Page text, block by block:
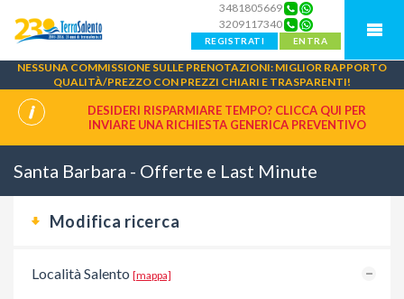
3481805669
3209117340
REGISTRATI ENTRA
NESSUNA COMMISSIONE SULLE PRENOTAZIONI: MIGLIOR RAPPORTO
QUALITÀ/PREZZO CON PREZZI CHIARI E TRASPARENTI!
DESIDERI RISPARMIARE TEMPO? CLICCA QUI PER
INVIARE UNA RICHIESTA GENERICA PREVENTIVO
Santa Barbara - Offerte e Last Minute
Modifica ricerca
Località Salento [mappa]